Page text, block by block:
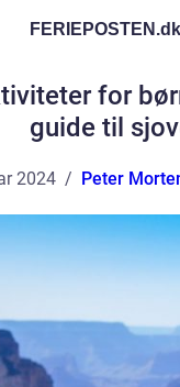
FERIEPOSTEN.dk
for
guide til
2024 Peter